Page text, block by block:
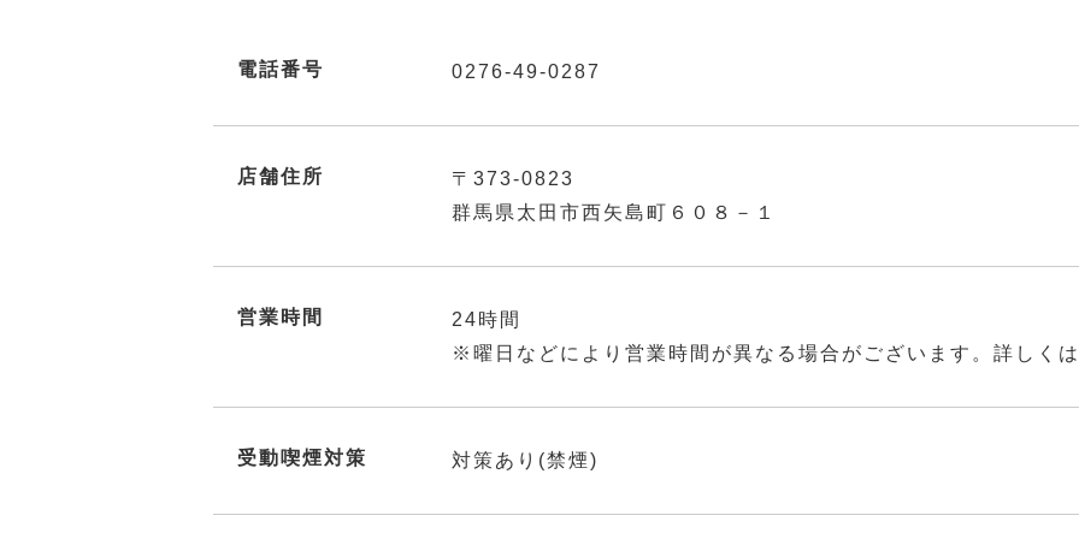
電話番号 0276-49-0287
店舗住所
〒373-0823
群馬県太田市西矢島町６０８－１
営業時間
24時間
※曜日などにより営業時間が異なる場合がございます。詳しく
受動喫煙対策 対策あり(禁煙)